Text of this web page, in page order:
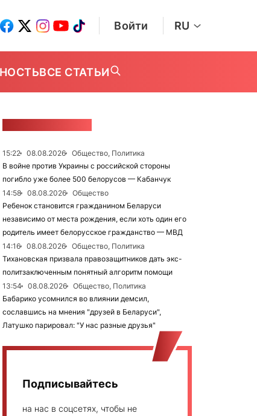
Войти RU
ВСЕ СТАТЬИ
15:22 08.08.2026
Общество, Политика
В войне против Украины с российской стороны
погибло уже более 500 белорусов — Кабанчук
14:58
08.08.2026
Общество
Ребенок становится гражданином Беларуси
независимо от места рождения, если хоть один его
родитель имеет белорусское гражданство — МВД
14:16
08.08.2026
Общество, Политика
Тихановская призвала правозащитников дать экс-
политзаключенным понятный алгоритм помощи
13:54
08.08.2026
Общество, Политика
Бабарико усомнился во влиянии демсил,
сославшись на мнения "друзей в Беларуси",
Латушко парировал: "У нас разные друзья"
Подписывайтесь
на нас в соцсетях, чтобы не